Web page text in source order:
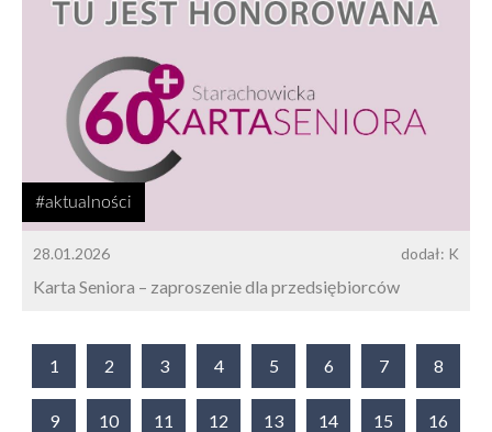
#aktualności
28.01.2026 dodał: K
Karta Seniora – zaproszenie dla przedsiębiorców
1 2 3 4 5 6 7 8
9 10 11 12 13 14 15 16